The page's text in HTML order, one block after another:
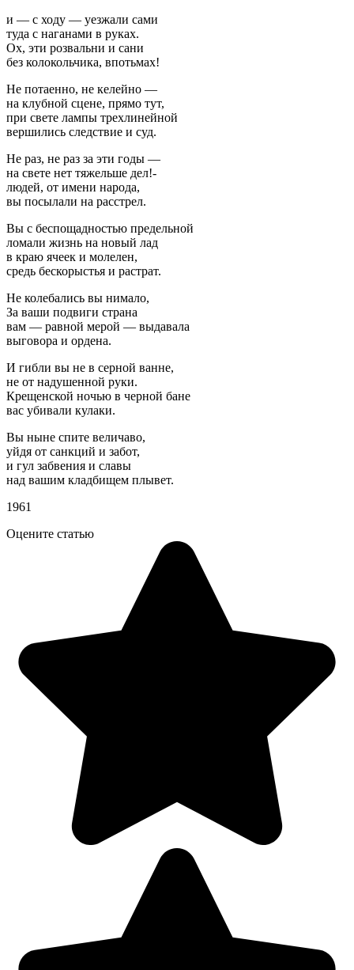
и — с ходу — уезжали сами
туда с наганами в руках.
Ох, эти розвальни и сани
без колокольчика, впотьмах!
Не потаенно, не келейно —
на клубной сцене, прямо тут,
при свете лампы трехлинейной
вершились следствие и суд.
Не раз, не раз за эти годы —
на свете нет тяжельше дел!-
людей, от имени народа,
вы посылали на расстрел.
Вы с беспощадностью предельной
ломали жизнь на новый лад
в краю ячеек и молелен,
средь бескорыстья и растрат.
Не колебались вы нимало,
За ваши подвиги страна
вам — равной мерой — выдавала
выговора и ордена.
И гибли вы не в серной ванне,
не от надушенной руки.
Крещенской ночью в черной бане
вас убивали кулаки.
Вы ныне спите величаво,
уйдя от санкций и забот,
и гул забвения и славы
над вашим кладбищем плывет.
1961
Оцените статью